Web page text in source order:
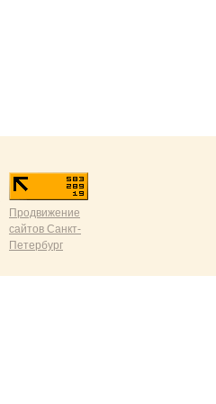
Продвижение
сайтов Санкт-
Петербург